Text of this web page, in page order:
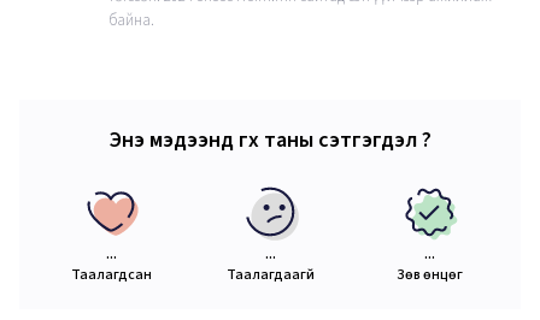
байна.
Энэ мэдээнд өгөх таны сэтгэгдэл ?
...
Таалагдсан
...
Таалагдаагүй
...
Зөв өнцөг